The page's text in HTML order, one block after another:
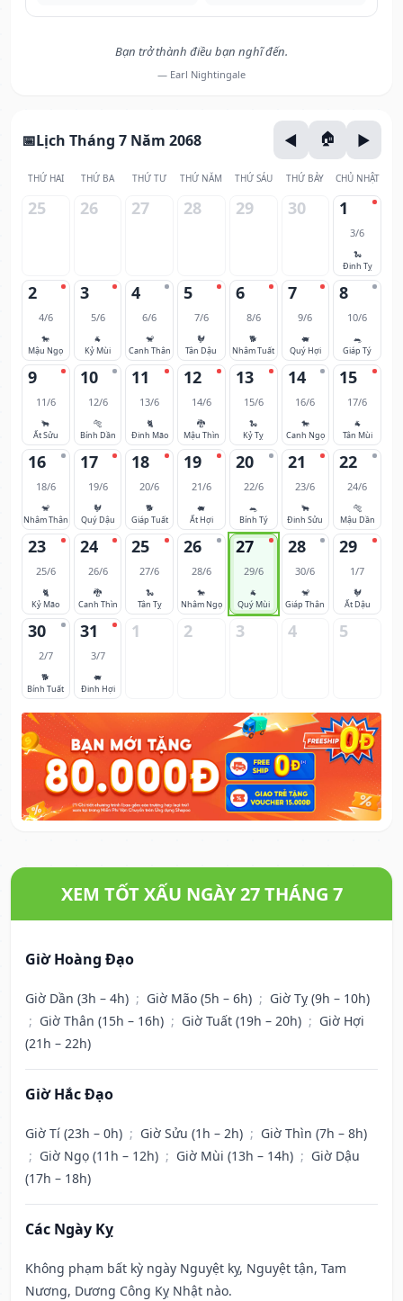
Bạn trở thành điều bạn nghĩ đến.
— Earl Nightingale
Lịch Tháng 7 Năm 2068
THỨ HAI THỨ BA THỨ TƯ THỨ NĂM THỨ SÁU THỨ BẢY CHỦ NHẬT
25 26 27 28 29 30 1
3/6
🐍
Đinh Tỵ
2
4/6
🐎
Mậu Ngọ
3
5/6
🐐
Kỷ Mùi
4
6/6
🐒
Canh Thân
5
7/6
🐓
Tân Dậu
6
8/6
🐕
Nhâm Tuất
7
9/6
🐖
Quý Hợi
8
10/6
🐀
Giáp Tý
9
11/6
🐂
Ất Sửu
10
12/6
🐅
Bính Dần
11
13/6
🐈
Đinh Mão
12
14/6
🐉
Mậu Thìn
13
15/6
🐍
Kỷ Tỵ
14
16/6
🐎
Canh Ngọ
15
17/6
🐐
Tân Mùi
16
18/6
🐒
Nhâm Thân
17
19/6
🐓
Quý Dậu
18
20/6
🐕
Giáp Tuất
19
21/6
🐖
Ất Hợi
20
22/6
🐀
Bính Tý
21
23/6
🐂
Đinh Sửu
22
24/6
🐅
Mậu Dần
23
25/6
🐈
Kỷ Mão
24
26/6
🐉
Canh Thìn
25
27/6
🐍
Tân Tỵ
26
28/6
🐎
Nhâm Ngọ
27
29/6
🐐
Quý Mùi
28
30/6
🐒
Giáp Thân
29
1/7
🐓
Ất Dậu
30
2/7
🐕
Bính Tuất
31
3/7
🐖
Đinh Hợi
1 2 3 4 5
XEM TỐT XẤU NGÀY 27 THÁNG 7
Giờ Hoàng Đạo
Giờ Dần (3h – 4h) ; Giờ Mão (5h – 6h) ; Giờ Tỵ (9h – 10h)
; Giờ Thân (15h – 16h) ; Giờ Tuất (19h – 20h) ; Giờ Hợi
(21h – 22h)
Giờ Hắc Đạo
Giờ Tí (23h – 0h) ; Giờ Sửu (1h – 2h) ; Giờ Thìn (7h – 8h)
; Giờ Ngọ (11h – 12h) ; Giờ Mùi (13h – 14h) ; Giờ Dậu
(17h – 18h)
Các Ngày Kỵ
Không phạm bất kỳ ngày Nguyệt kỵ, Nguyệt tận, Tam
Nương, Dương Công Kỵ Nhật nào.